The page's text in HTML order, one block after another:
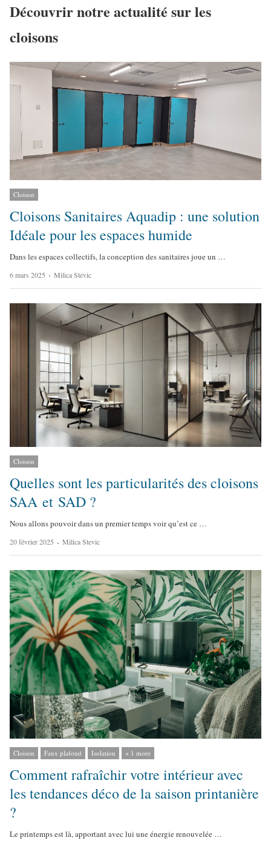
Découvrir notre actualité sur les
cloisons
Cloison
Cloisons Sanitaires Aquadip : une solution
Idéale pour les espaces humide
Dans les espaces collectifs, la conception des sanitaires joue un …
6 mars 2025
A
u
h
o
Milica Stevic
Cloison
Quelles sont les particularités des cloisons
SAA et SAD ?
Nous allons pouvoir dans un premier temps voir qu’est ce …
20 février 2025
A
u
h
o
r
Milica Stevic
Cloison Faux plafond Isolation + 1 more
Comment rafraîchir votre intérieur avec
les tendances déco de la saison printanière
?
Le printemps est là, apportant avec lui une énergie renouvelée …